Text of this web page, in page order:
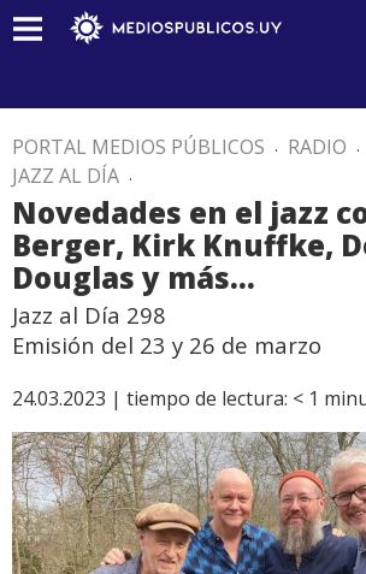
PORTAL MEDIOS PÚBLICOS . RADIO .
JAZZ AL DÍA .
Novedades en el jazz
Berger, Kirk Knuffke,
Douglas y más…
Jazz al Día 298
Emisión del 23 y 26 de marzo
24.03.2023 | tiempo de lectura: < 1